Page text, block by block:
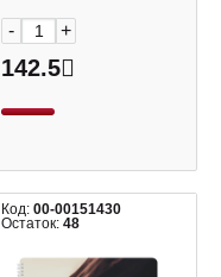
- +
142.5
Код:00-00151430
Остаток:48